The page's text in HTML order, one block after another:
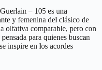
– 105 es una
y femenina del clásico de
olfativa comparable, pero con
para quienes buscan
inspire en los acordes